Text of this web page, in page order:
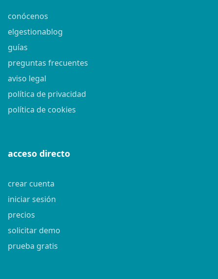
conócenos
elgestionablog
guías
preguntas frecuentes
aviso legal
política de privacidad
política de cookies
acceso directo
crear cuenta
iniciar sesión
precios
solicitar demo
prueba gratis